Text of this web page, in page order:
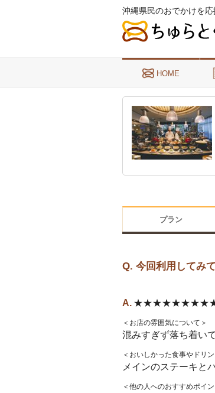
沖縄県民のおでかけを応
HOME
プラン
Q. 今回利用してみ
＜お店の雰囲気について＞
混みすぎず落ち着い
＜おいしかった食事やドリン
メインのステーキと
＜他の人へのおすすめポイン